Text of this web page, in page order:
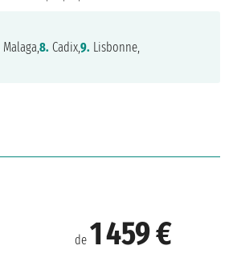
Malaga,8. Cadix,9. Lisbonne,
de 1 459 €